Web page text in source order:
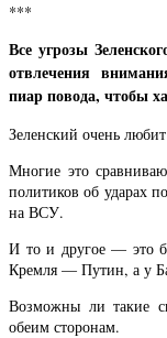
***
Все угрозы
отвлечения
пиар повода, чтобы
Зеленский очень
Многие это
политиков об ударах
на ВСУ.
И то и другое — это
Кремля — Путин, а у
Возможны ли такие
обеим сторонам.